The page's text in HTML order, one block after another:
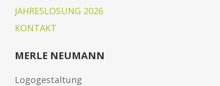
JAHRESLOSUNG 2026
KONTAKT
MERLE NEUMANN
Logogestaltung